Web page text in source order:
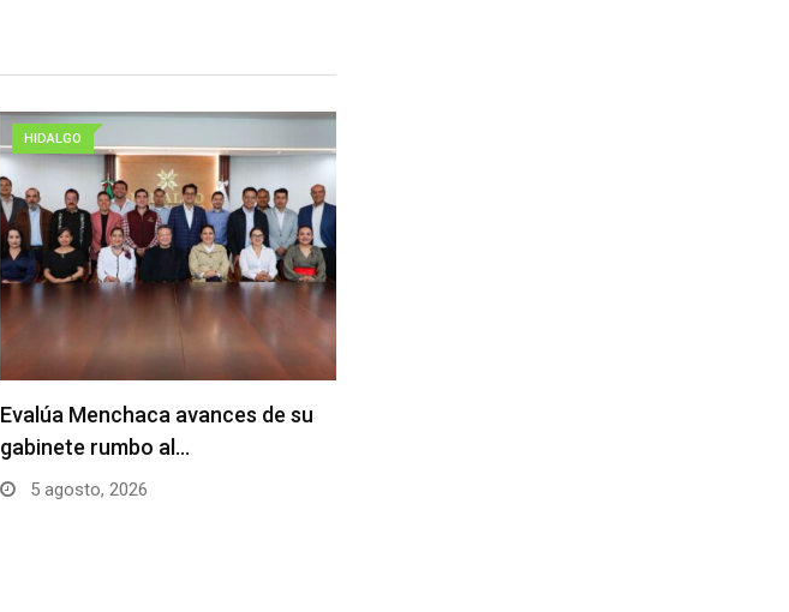
HIDALGO
Evalúa Menchaca avances de su
gabinete rumbo al…
5 agosto, 2026